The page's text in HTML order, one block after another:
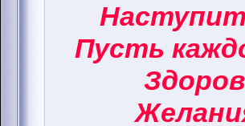
Наступит
Пусть